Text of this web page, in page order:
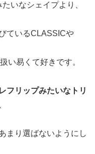
いなシェイプより、
ているCLASSICや
い易くて好きです。
フリップみたいなトリ
まり選ばないようにし